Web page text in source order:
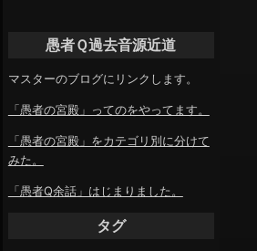
愚者Ｑ過去音源近道
マスターのブログにリンクします。
「愚者の宮殿」ってのをやってます。
「愚者の宮殿」をカテゴリ別に分けて
みた。
「愚者Q余話」はじまりました。
タグ